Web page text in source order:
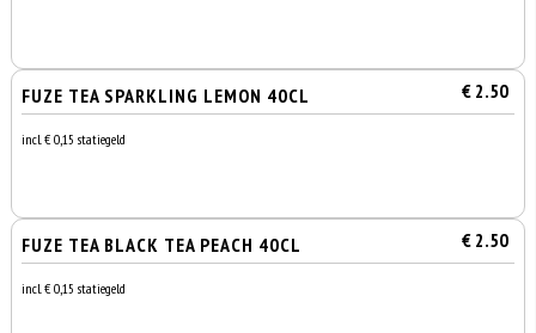
FUZE TEA SPARKLING LEMON 40CL € 2.50
incl. € 0,15 statiegeld
FUZE TEA BLACK TEA PEACH 40CL € 2.50
incl. € 0,15 statiegeld